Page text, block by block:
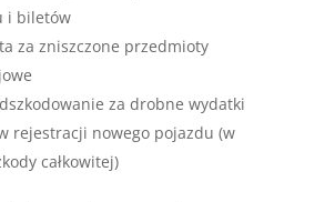
i biletów
za zniszczone przedmioty
za drobne wydatki
rejestracji nowego pojazdu (w
całkowitej)